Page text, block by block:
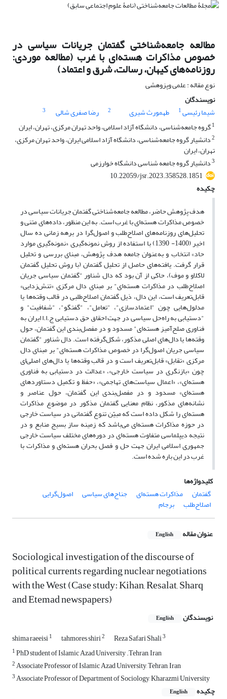
مطالعه جامعه‌شناختی گفتمان جریانات سیاسی در
خصوص مذاکرات هسته‌ای با غرب (مطالعه موردی:
روزنامه‌های کیهان، رسالت، شرق و اعتماد)
نوع مقاله : علمی وپزوهشی
نویسندگان
شیما رئیسی1 طهمورث شیری 2 رضا صفری شالی
3
1گروه جامعه‌شناسی، دانشگاه آزاد اسلامی، واحد تهران مرکزی، تهران، ایران
2دانشیار گروه جامعه‌شناسی، دانشگاه آزاد اسلامی ایران، واحد تهران مرکزی،
تهران، ایران
3دانشیار گروه جامعه شناسی دانشگاه خوارزمی
10.22059/jsr.2023.358528.1851
چکیده
هدف پژوهش حاضر، مطالعه جامعه‌شناختی گفتمان جریانات سیاسی در
خصوص مذاکرات هسته‌ای با غرب است. به این منظور، داده‌های متنی و
تحلیل‌های روزنامه‌های اصلاح‌طلب و اصول‌گرا در برهه زمانی ده سال
اخیر (1400- 1390) با استفاده از روش نمونه‌گیری «نمونه‌گیری موارد
حاد» انتخاب و به‌عنوان جامعه هدف پژوهش، مبنای بررسی و تحلیل
قرار گرفت. یافته‌های حاصل از تحلیل گفتمان (با روش تحلیل گفتمان
لاکلاو و موف)، حاکی از آن بود که دال شناور "گفتمان سیاسی جریان
اصلاح‌طلب در مذاکرات هسته‌ای" بر مبنای دال مرکزی «تنش‌زدایی»
قابل‌تعریف است، این دال، ذیل گفتمان اصلاح‌طلبی در قالب وقته‌ها یا
مدلول‌هایی چون "اعتمادسازی"، "تعامل"، "گفتگو"، "شفافیت" و
"دستیابی به راه‌حل سیاسی در جهت احقاق حق دستیابی ج.ا.ا ایران به
فناوری صلح‌آمیز هسته‌ای" مسدود و در مفصل‌بندی این گفتمان، حول
وقته‌ها یا دال‌های اصلی مذکور، شکل‌گرفته است. دال شناور "گفتمان
سیاسی جریان اصول‌گرا در خصوص مذاکرات هسته‌ای" بر مبنای دال
مرکزی «تقابل» قابل‌تعریف است و در قالب وقته‌ها یا دال‌های اصلی‌ای
چون «بازنگری در سیاست خارجی»، «عدالت در دستیابی به فناوری
هسته‌ای»، «اعمال سیاست‌های تهاجمی»، «حفظ و تکمیل دستاوردهای
هسته‌ای» مسدود و در مفصل‌بندی این گفتمان، حول عناصر و
نشانه‌های مذکور، نظام معنایی‌ گفتمان مذکور در موضوع مذاکرات
هسته‌ای را شکل داده است که مبیّن تنوع گفتمانی در سیاست خارجی
در حوزه مذاکرات هسته‌ای می‌باشد که زمینه ساز بسیج منابع و در
نتیجه دیپلماسی متفاوت هسته‌ای در دوره‌های مختلف سیاست خارجی
جمهوری اسلامی ایران جهت حل و فصل بحران هسته‌ای و مذاکرات با
غرب در این باره شده است.
کلیدواژه‌ها
گفتمان
مذاکرات هسته‌ای جناح‌های سیاسی اصول‌گرایی
اصلاح‌طلب برجام
عنوان مقاله English
Sociological investigation of the discourse of
political currents regarding nuclear negotiations
with the West (Case study: Kihan, Resalat, Sharq
and Etemad newspapers)
نویسندگان English
shima raeeisi1 tahmores shiri2 Reza Safari Shali3
1PhD student of Islamic Azad University .Tehran, Iran
2Associate Professor of Islamic Azad University, Tehran, Iran
3Associate Professor of Department of Sociology, Kharazmi University
چکیده
English